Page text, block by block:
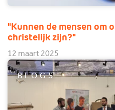
"Kunnen de mensen om
christelijk zijn?"
12 maart 2025
BLOGS